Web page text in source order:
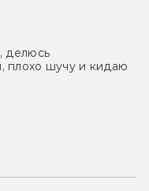
делюсь
плохо шучу и кидаю